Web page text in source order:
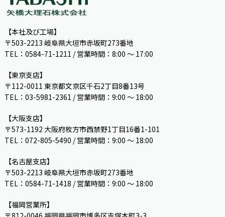
【本社及び工場】
〒503-2213 岐阜県大垣市赤坂町273番地
TEL：0584-71-1211 / 営業時間：8:00 ～ 17:00
【東京支店】
〒112-0011 東京都文京区千石2丁目8番13号
TEL：03-5981-2361 / 営業時間：9:00 〜 18:00
【大阪支店】
〒573-1192 大阪府枚方市西禁野1丁目16番1-101
TEL：072-805-5490 / 営業時間：9:00 ～ 18:00
【名古屋支店】
〒503-2213 岐阜県大垣市赤坂町273番地
TEL：0584-71-1418 / 営業時間：9:00 ～ 18:00
【福岡営業所】